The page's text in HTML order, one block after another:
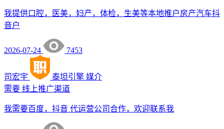
我提供口腔，医美，妇产，体检，生美等本地推户房产汽车抖
音户
2026-07-24 7453
司宏宇 泰坦引擎 媒介
需要 线上推广渠道
我需要百度，抖音 代运营公司合作，欢迎联系我